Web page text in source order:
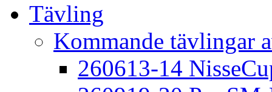
Tävling
Kommande tävlingar
260613-14